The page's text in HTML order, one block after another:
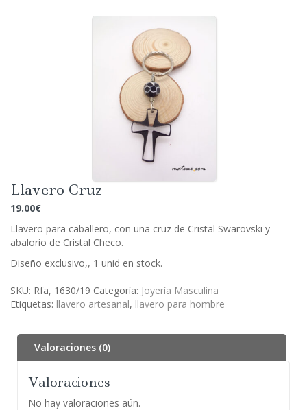
Llavero Cruz
19.00€
Llavero para caballero, con una cruz de Cristal Swarovski y
abalorio de Cristal Checo.
Diseño exclusivo,, 1 unid en stock.
SKU: Rfa, 1630/19 Categoría: Joyería Masculina
Etiquetas: llavero artesanal, llavero para hombre
Valoraciones (0)
Valoraciones
No hay valoraciones aún.